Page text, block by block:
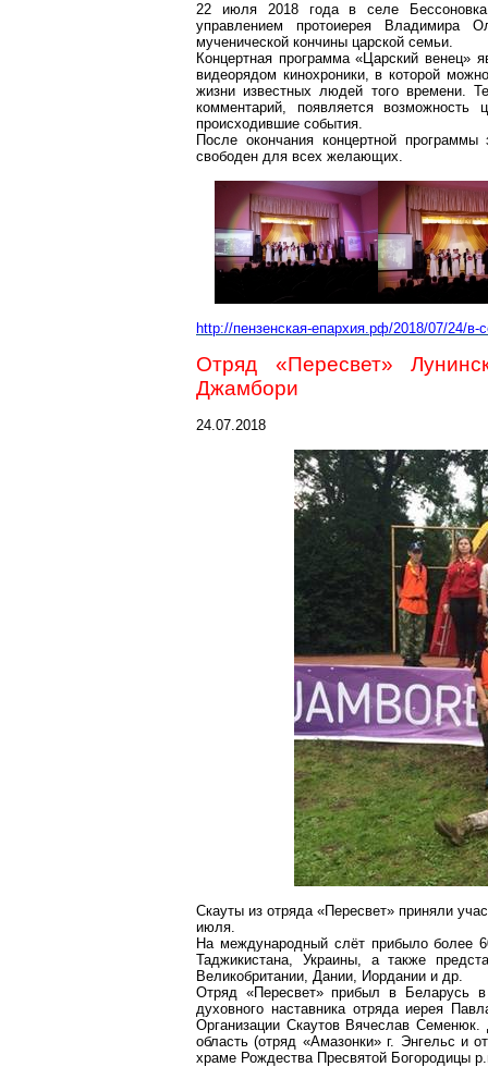
22 июля 2018 года в селе Бессоновка
управлением протоиерея Владимира
мученической кончины царской семьи.
Концертная программа «Царский венец»
видеорядом кинохроники, в которой
жизни известных людей того времени.
комментарий, появляется
происходившие события.
После окончания концертной
свободен для всех желающих.
http://пензенская-епархия.рф/2018/07/24/в-
Отряд «Пересвет»
Джамбори
24.07.2018
Скауты из отряда «Пересвет» приняли
июля.
На международный слёт прибыло более
Таджикистана, Украины, а также
Великобритании, Дании, Иордании и др.
Отряд «Пересвет» прибыл в Беларусь
духовного наставника отряда иерея
Организации Скаутов ВячеславСеменюк.
область (отряд «Амазонки» г. Энгельс и
храме Рождества Пресвятой Богородицы